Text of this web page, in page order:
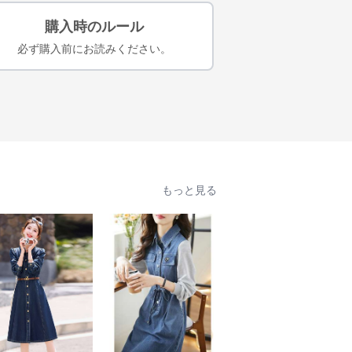
購入時のルール
必ず購入前にお読みください。
もっと見る